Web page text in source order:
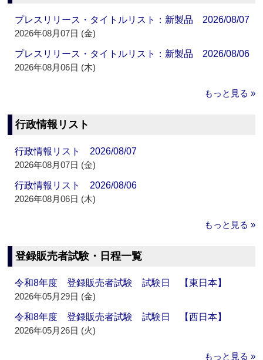
プレスリリース・タイトルリスト：新製品 2026/08/07
2026年08月07日 (金)
プレスリリース・タイトルリスト：新製品 2026/08/06
2026年08月06日 (木)
もっと見る »
行政情報リスト
行政情報リスト 2026/08/07
2026年08月07日 (金)
行政情報リスト 2026/08/06
2026年08月06日 (木)
もっと見る »
登録販売者試験・日程一覧
令和8年度 登録販売者試験 試験日 【東日本】
2026年05月29日 (金)
令和8年度 登録販売者試験 試験日 【西日本】
2026年05月26日 (火)
もっと見る »